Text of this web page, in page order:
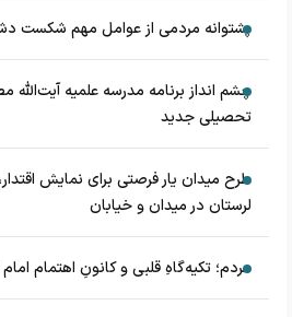
پشتوانه مردمی از عوامل مهم
چشم‌ انداز برنامه مدرسه علمیه
تحصیلی جدید
طرح میدان یار فرصتی برای نمایش
لرستان در میدان و خیابان
مردم؛ تکیه‌گاهِ قلبی و کانونِ اهتمام